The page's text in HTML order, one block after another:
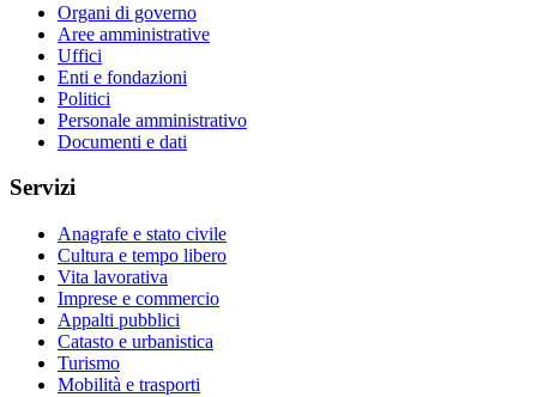
Organi di governo
Aree amministrative
Uffici
Enti e fondazioni
Politici
Personale amministrativo
Documenti e dati
Servizi
Anagrafe e stato civile
Cultura e tempo libero
Vita lavorativa
Imprese e commercio
Appalti pubblici
Catasto e urbanistica
Turismo
Mobilità e trasporti